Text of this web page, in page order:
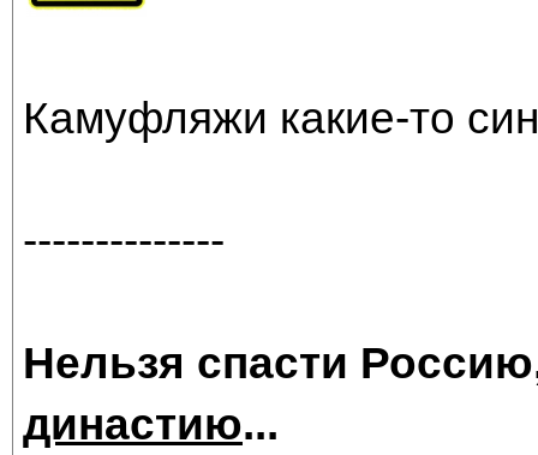
Камуфляжи какие-то
--------------
Нельзя спасти
династию...